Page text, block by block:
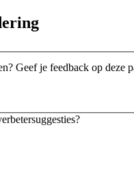
Geef je feedback op deze